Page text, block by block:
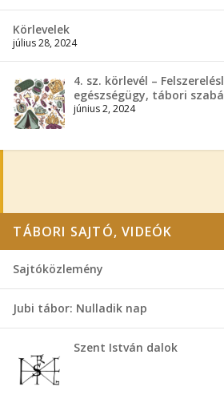
Körlevelek
július 28, 2024
4. sz. körlevél –
egészségügy, tábori
június 2, 2024
TÁBORI SAJTÓ, VIDEÓK
Sajtóközlemény
Jubi tábor: Nulladik nap
Szent István dalok